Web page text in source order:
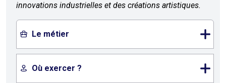
innovations industrielles et des créations artistiques.
Le métier
Où exercer ?